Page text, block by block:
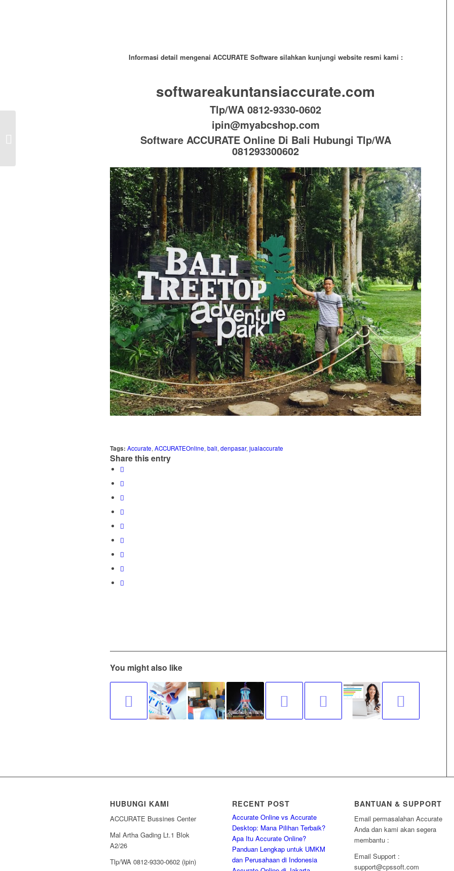
Informasi detail mengenai ACCURATE Software silahkan kunjungi website resmi kami :
softwareakuntansiaccurate.com
Tlp/WA 0812-9330-0602
ipin@myabcshop.com
Software ACCURATE Online Di Bali Hubungi Tlp/WA
081293300602
Tags: Accurate, ACCURATEOnline, bali, denpasar, jualaccurate
Share this entry
You might also like
HUBUNGI KAMI
ACCURATE Bussines Center
Mal Artha Gading Lt.1 Blok
A2/26
Tlp/WA 0812-9330-0602 (ipin)
RECENT POST
Accurate Online vs Accurate
Desktop: Mana Pilihan Terbaik?
Apa Itu Accurate Online?
Panduan Lengkap untuk UMKM
dan Perusahaan di Indonesia
BANTUAN & SUPPORT
Email permasalahan Accurate
Anda dan kami akan segera
membantu :
Email Support :
support@cpssoft.com